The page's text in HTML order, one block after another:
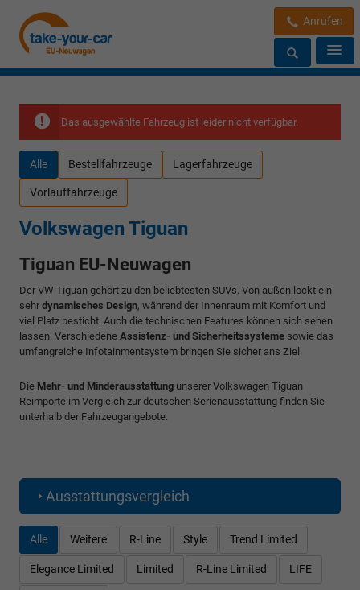
Anrufen
Das ausgewählte Fahrzeug ist leider nicht verfügbar.
Alle Bestellfahrzeuge Lagerfahrzeuge
Vorlauffahrzeuge
Volkswagen Tiguan
Tiguan EU-Neuwagen
Der VW Tiguan gehört zu den beliebtesten SUVs. Von außen lockt ein
sehr dynamisches Design, während der Innenraum mit Komfort und
viel Platz besticht. Auch die technischen Features können sich sehen
lassen. Verschiedene Assistenz- und Sicherheitssysteme sowie das
umfangreiche Infotainmentsystem bringen Sie sicher ans Ziel.
Die Mehr- und Minderausstattung unserer Volkswagen Tiguan
Reimporte im Vergleich zur deutschen Serienausstattung finden Sie
unterhalb der Fahrzeugangebote.
Ausstattungsvergleich
Alle Weitere R-Line Style Trend Limited
Elegance Limited Limited R-Line Limited LIFE